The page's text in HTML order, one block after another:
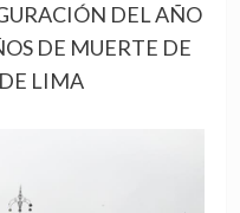
DEL AÑO
DE MUERTE DE
LIMA